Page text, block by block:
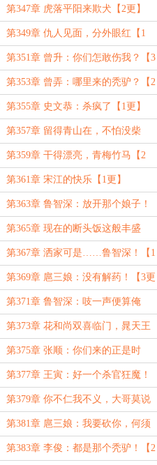
【3更求月票】
第347章 虎落平阳来欺犬【2更】
第349章 仇人见面，分外眼红【1
更】
第351章 曾升：你们怎敢伤我？【3
更求月票】
第353章 曾弄：哪里来的秃驴？【2
更】
第355章 史文恭：杀疯了【1更】
第357章 留得青山在，不怕没柴
烧！【3更求月票】
第359章 干得漂亮，青梅竹马【2
更】
第361章 宋江的快乐【1更】
第363章 鲁智深：放开那个娘子！
【3更求月票】
第365章 现在的断头饭这般丰盛
么？【2更】
第367章 洒家可是……鲁智深！【1
更】
第369章 扈三娘：没有解药！【3更
求月票】
第371章 鲁智深：吱一声便算俺
输！【2更】
第373章 花和尚双喜临门，晁天王
沧州失意【1更】
第375章 张顺：你们来的正是时
候！【3更求月票】
第377章 王寅：好一个杀官狂魔！
【2更】
第379章 你不仁我不义，大哥莫说
二哥！【1更】
第381章 扈三娘：我要砍你，何须
你让？【3更求月票】
第383章 李俊：都是那个秃驴！【2